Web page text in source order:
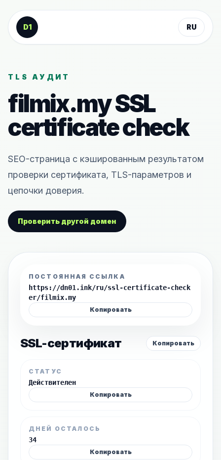
К содержанию
D1
RU
TLS АУДИТ
filmix.mySSL
certificate check
SEO-страница с кэшированным результатом
проверки сертификата, TLS-параметров и
цепочки доверия.
Проверить другой домен
ПОСТОЯННАЯ ССЫЛКА
https://dn01.ink/ru/ssl-certificate-check
er/filmix.my
Копировать
SSL-сертификат Копировать
СТАТУС
Действителен
Копировать
ДНЕЙ ОСТАЛОСЬ
34
Копировать